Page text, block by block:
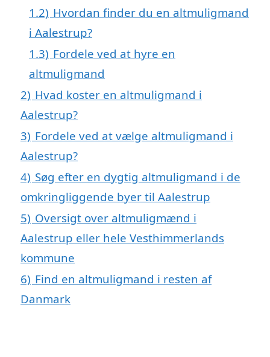
1.2) Hvordan finder du en altmuligmand
i Aalestrup?
1.3) Fordele ved at hyre en
altmuligmand
2) Hvad koster en altmuligmand i
Aalestrup?
3) Fordele ved at vælge altmuligmand i
Aalestrup?
4) Søg efter en dygtig altmuligmand i de
omkringliggende byer til Aalestrup
5) Oversigt over altmuligmænd i
Aalestrup eller hele Vesthimmerlands
kommune
6) Find en altmuligmand i resten af
Danmark